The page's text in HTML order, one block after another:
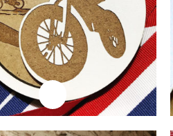
Lire la suite
Professionnels
Plaque Trophée